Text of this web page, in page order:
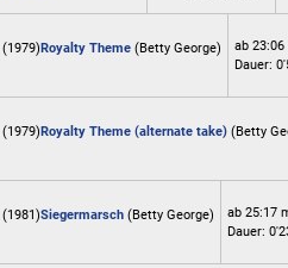
(1979) Royalty Theme (Betty George)
ab
Dauer:
(1979) Royalty Theme (alternate take) (Betty
(1981)Siegermarsch (Betty George)
ab 25:17
Dauer: